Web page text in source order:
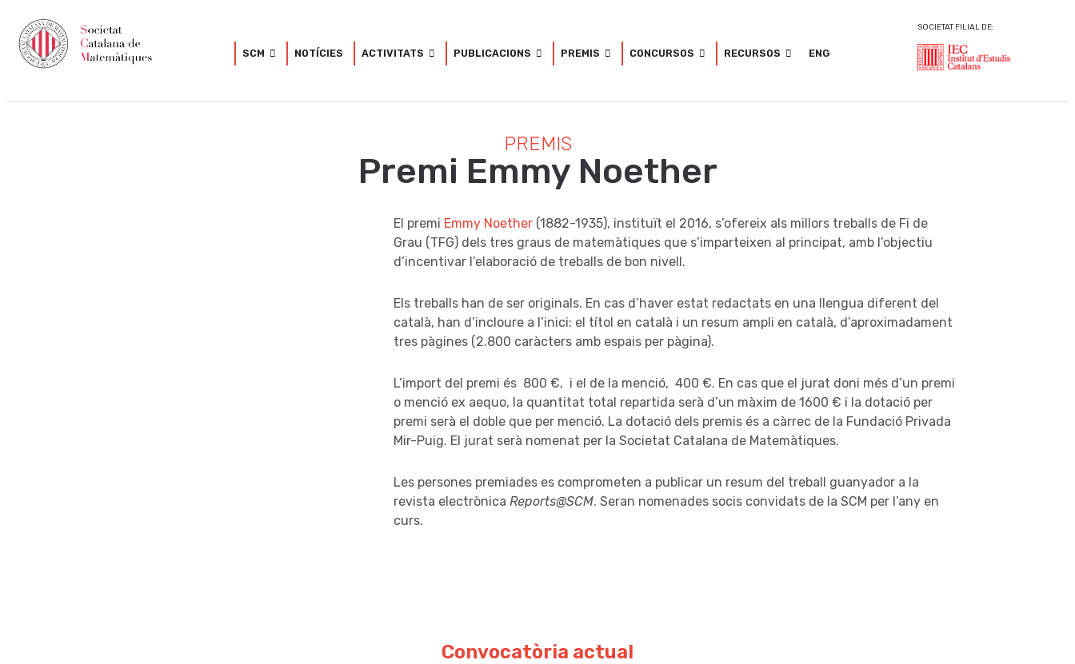
SCM NOTÍCIES ACTIVITATS PUBLICACIONS PREMIS CONCURSOS RECURSOS ENG
SOCIETAT FILIAL DE:
PREMIS
Premi Emmy Noether
El premi Emmy Noether (1882-1935), instituït el 2016, s’ofereix als millors treballs de Fi de
Grau (TFG) dels tres graus de matemàtiques que s’imparteixen al principat, amb l’objectiu
d’incentivar l’elaboració de treballs de bon nivell.
Els treballs han de ser originals. En cas d’haver estat redactats en una llengua diferent del
català, han d’incloure a l’inici: el títol en català i un resum ampli en català, d’aproximadament
tres pàgines (2.800 caràcters amb espais per pàgina).
L’import del premi és  800 €,  i el de la menció,  400 €. En cas que el jurat doni més d’un premi
o menció ex aequo, la quantitat total repartida serà d’un màxim de 1600 € i la dotació per
premi serà el doble que per menció. La dotació dels premis és a càrrec de la Fundació Privada
Mir-Puig. El jurat serà nomenat per la Societat Catalana de Matemàtiques.
Les persones premiades es comprometen a publicar un resum del treball guanyador a la
revista electrònica Reports@SCM. Seran nomenades socis convidats de la SCM per l’any en
curs.
Convocatòria actual